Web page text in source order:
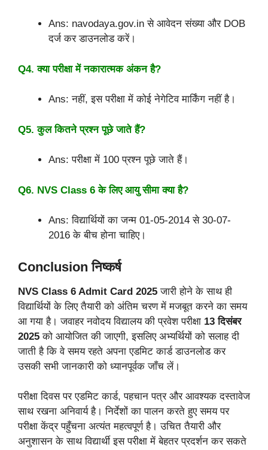
Ans: navodaya.gov.in से आवेदन संख्या और DOB
दर्ज कर डाउनलोड करें।
Q4. क्या परीक्षा में नकारात्मक अंकन है?
Ans: नहीं, इस परीक्षा में कोई नेगेटिव मार्किंग नहीं है।
Q5. कुल कितने प्रश्न पूछे जाते हैं?
Ans: परीक्षा में 100 प्रश्न पूछे जाते हैं।
Q6. NVS Class 6 के लिए आयु सीमा क्या है?
Ans: विद्यार्थियों का जन्म 01-05-2014 से 30-07-
2016 के बीच होना चाहिए।
Conclusion निष्कर्ष
NVS Class 6 Admit Card 2025 जारी होने के साथ ही
विद्यार्थियों के लिए तैयारी को अंतिम चरण में मजबूत करने का समय
आ गया है। जवाहर नवोदय विद्यालय की प्रवेश परीक्षा 13 दिसंबर
2025 को आयोजित की जाएगी, इसलिए अभ्यर्थियों को सलाह दी
जाती है कि वे समय रहते अपना एडमिट कार्ड डाउनलोड कर
उसकी सभी जानकारी को ध्यानपूर्वक जाँच लें।
परीक्षा दिवस पर एडमिट कार्ड, पहचान पत्र और आवश्यक दस्तावेज
साथ रखना अनिवार्य है। निर्देशों का पालन करते हुए समय पर
परीक्षा केंद्र पहुँचना अत्यंत महत्वपूर्ण है। उचित तैयारी और
अनुशासन के साथ विद्यार्थी इस परीक्षा में बेहतर प्रदर्शन कर सकते